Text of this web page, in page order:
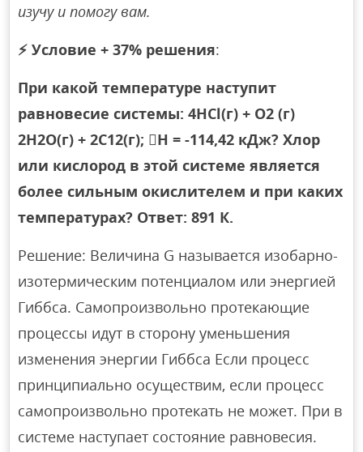
изучу и помогу вам.
⚡ Условие + 37% решения:
При какой температуре наступит
равновесие системы: 4НСl(г) + О2 (г)
2Н2О(г) + 2С12(г); H = -114,42 кДж? Хлор
или кислород в этой системе является
более сильным окислителем и при каких
температурах? Ответ: 891 К.
Решение: Величина G называется изобарно-
изотермическим потенциалом или энергией
Гиббса. Самопроизвольно протекающие
процессы идут в сторону уменьшения
изменения энергии Гиббса Если процесс
принципиально осуществим, если процесс
самопроизвольно протекать не может. При в
системе наступает состояние равновесия.